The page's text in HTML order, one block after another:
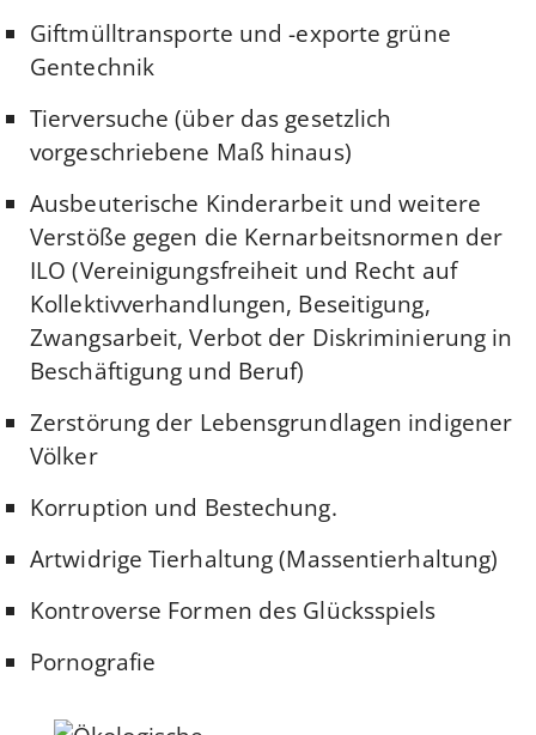
Giftmülltransporte und -exporte grüne
Gentechnik
Tierversuche (über das gesetzlich
vorgeschriebene Maß hinaus)
Ausbeuterische Kinderarbeit und weitere
Verstöße gegen die Kernarbeitsnormen der
ILO (Vereinigungsfreiheit und Recht auf
Kollektivverhandlungen, Beseitigung,
Zwangsarbeit, Verbot der Diskriminierung in
Beschäftigung und Beruf) 
Zerstörung der Lebensgrundlagen indigener
Völker
Korruption und Bestechung.
Artwidrige Tierhaltung (Massentierhaltung)
Kontroverse Formen des Glücksspiels
Pornografie